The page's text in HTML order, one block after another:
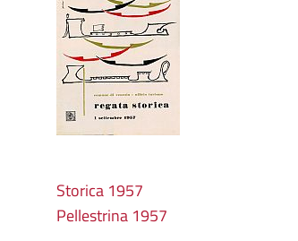
Storica 1957
Pellestrina 1957